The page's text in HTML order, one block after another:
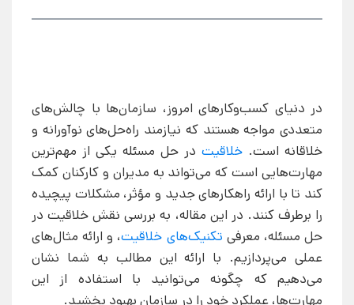
در دنیای کسب‌وکارهای امروز، سازمان‌ها با چالش‌های
متعددی مواجه هستند که نیازمند راه‌حل‌های نوآورانه و
خلاقانه است. خلاقیت در حل مسئله یکی از مهم‌ترین
مهارت‌هایی است که می‌تواند به مدیران و کارکنان کمک
کند تا با ارائه راهکارهای جدید و مؤثر، مشکلات پیچیده
را برطرف کنند. در این مقاله، به بررسی نقش خلاقیت در
حل مسئله، معرفی تکنیک‌های خلاقیت، و ارائه مثال‌های
عملی می‌پردازیم. با ارائه این مطالب به شما نشان
می‌دهیم که چگونه می‌توانید با استفاده از این
مهارت‌ها، عملکرد خود را در سازمان بهبود بخشید.